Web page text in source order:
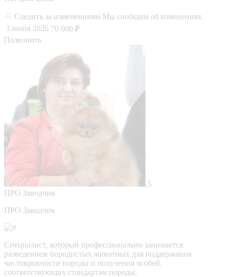
Следить за изменениями Мы сообщим об изменениях
3 июня 2026 70 000 ₽
Позвонить
5
ПРО Заводчик
ПРО Заводчик
Специалист, который профессионально занимается
разведением породистых животных для поддержания
чистокровности породы и получения особей,
соответствующих стандартам породы.